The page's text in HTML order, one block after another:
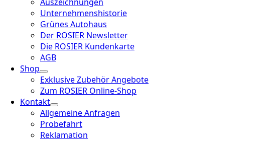
Unternehmenshistorie
Grünes Autohaus
Der ROSIER Newsletter
Die ROSIER Kundenkarte
AGB
Shop
Exklusive Zubehör Angebote
Zum ROSIER Online-Shop
Kontakt
Allgemeine Anfragen
Probefahrt
Reklamation